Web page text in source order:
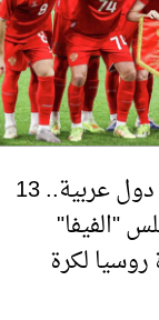
بينهم ممثلو 7 دول عربية.. 13
"الفيفا"
لكرة